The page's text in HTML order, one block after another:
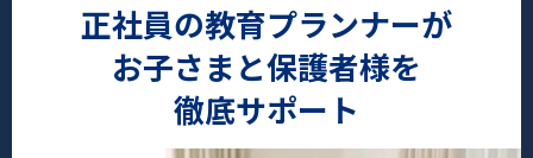
正社員の教育プランナーが
お子さまと保護者様を
徹底サポート